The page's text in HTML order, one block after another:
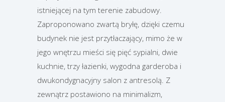
istniejącej na tym terenie zabudowy.
Zaproponowano zwartą bryłę, dzięki czemu
budynek nie jest przytłaczający, mimo że w
jego wnętrzu mieści się pięć sypialni, dwie
kuchnie, trzy łazienki, wygodna garderoba i
dwukondygnacyjny salon z antresolą. Z
zewnątrz postawiono na minimalizm,